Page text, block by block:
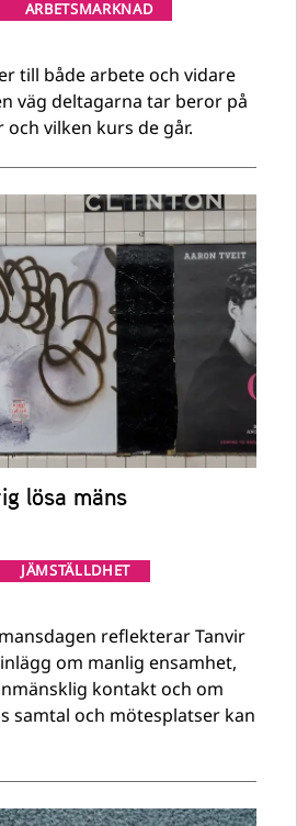
ARBETSMARKNAD
till både arbete och vidare
väg deltagarna tar beror på
vilken kurs de går.
lösa mäns
JÄMSTÄLLDHET
reflekterar Tanvir
om manlig ensamhet,
kontakt och om
samtal och mötesplatser kan